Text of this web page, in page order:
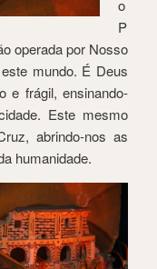
o
P
operada por Nosso
mundo. É Deus
e frágil, ensinando-
Este mesmo
abrindo-nos as
humanidade.